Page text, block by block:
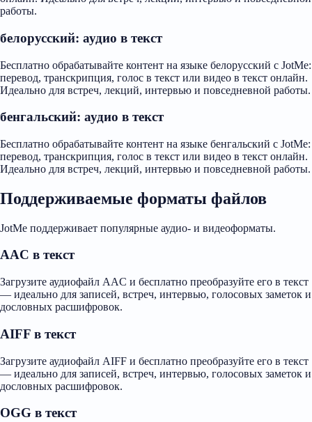
работы.
белорусский: аудио в текст
Бесплатно обрабатывайте контент на языке белорусский с JotMe:
перевод, транскрипция, голос в текст или видео в текст онлайн.
Идеально для встреч, лекций, интервью и повседневной работы.
бенгальский: аудио в текст
Бесплатно обрабатывайте контент на языке бенгальский с JotMe:
перевод, транскрипция, голос в текст или видео в текст онлайн.
Идеально для встреч, лекций, интервью и повседневной работы.
Поддерживаемые форматы файлов
JotMe поддерживает популярные аудио- и видеоформаты.
AAC в текст
Загрузите аудиофайл AAC и бесплатно преобразуйте его в текст
— идеально для записей, встреч, интервью, голосовых заметок и
дословных расшифровок.
AIFF в текст
Загрузите аудиофайл AIFF и бесплатно преобразуйте его в текст
— идеально для записей, встреч, интервью, голосовых заметок и
дословных расшифровок.
OGG в текст